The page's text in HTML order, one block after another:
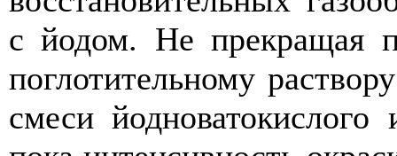
с йодом. Не прекращая
поглотительному
смеси